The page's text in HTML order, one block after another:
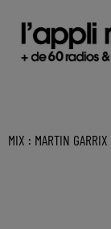
MIX : MARTIN GARRIX